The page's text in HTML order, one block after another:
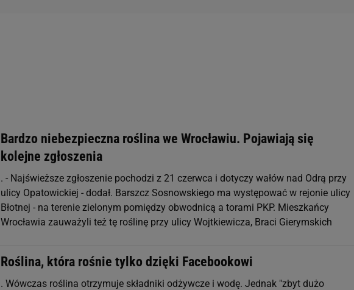
Bardzo niebezpieczna roślina we Wrocławiu. Pojawiają się
kolejne zgłoszenia
. - Najświeższe zgłoszenie pochodzi z 21 czerwca i dotyczy wałów nad Odrą przy
ulicy Opatowickiej - dodał. Barszcz Sosnowskiego ma występować w rejonie ulicy
Błotnej - na terenie zielonym pomiędzy obwodnicą a torami PKP. Mieszkańcy
Wrocławia zauważyli też tę roślinę przy ulicy Wojtkiewicza, Braci Gierymskich
Roślina, która rośnie tylko dzięki Facebookowi
. Wówczas roślina otrzymuje składniki odżywcze i wodę. Jednak "zbyt dużo